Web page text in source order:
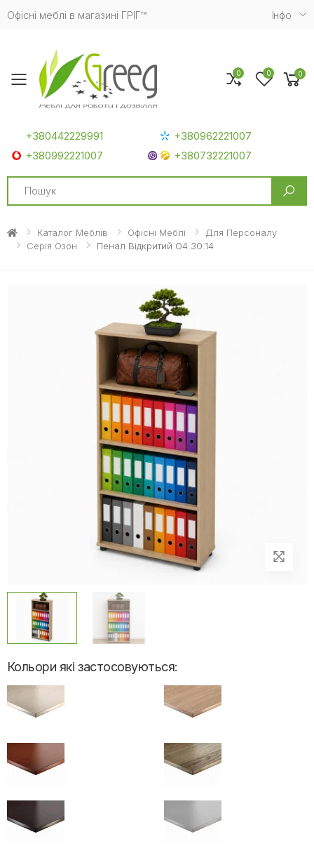
Офісні меблі в магазині ГРІГ™ Iнфо
Toggle mobile menu
+380442229991
+380962221007
+380992221007
+380732221007
Search
0 0 0
Каталог Меблів Офісні Меблі
Для Персоналу
Серія Озон
Пенал Відкритий O4.30.14
Кольори які застосовуються: